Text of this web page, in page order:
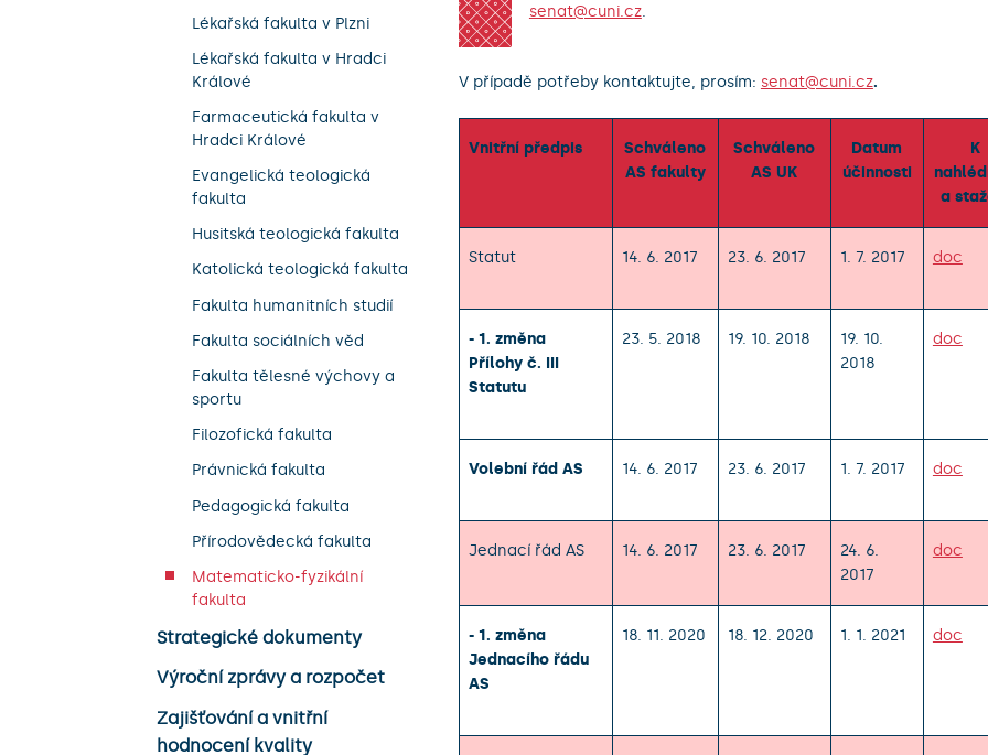
Lékařská fakulta v Plzni
Lékařská fakulta v Hradci
Králové
Farmaceutická fakulta v
Hradci Králové
Evangelická teologická
fakulta
Husitská teologická fakulta
Katolická teologická fakulta
Fakulta humanitních studií
Fakulta sociálních věd
Fakulta tělesné výchovy a
sportu
Filozofická fakulta
Právnická fakulta
Pedagogická fakulta
Přírodovědecká fakulta
Matematicko-fyzikální
fakulta
Strategické dokumenty
Výroční zprávy a rozpočet
Zajišťování a vnitřní
hodnocení kvality
senat@cuni.cz.
V případě potřeby kontaktujte, prosím: senat@cuni.cz.
Vnitřní předpis
Schváleno
AS fakulty
Schváleno
AS UK
Datum
účinnosti
K
a
Statut 14. 6. 2017 23. 6. 2017 1. 7. 2017 doc
- 1. změna
Přílohy č. III
Statutu
23. 5. 2018 19. 10. 2018
19. 10.
2018
doc
Volební řád AS 14. 6. 2017 23. 6. 2017 1. 7. 2017 doc
Jednací řád AS 14. 6. 2017 23. 6. 2017
24. 6.
2017
doc
- 1. změna
Jednacího řádu
AS
18. 11. 2020 18. 12. 2020 1. 1. 2021 doc